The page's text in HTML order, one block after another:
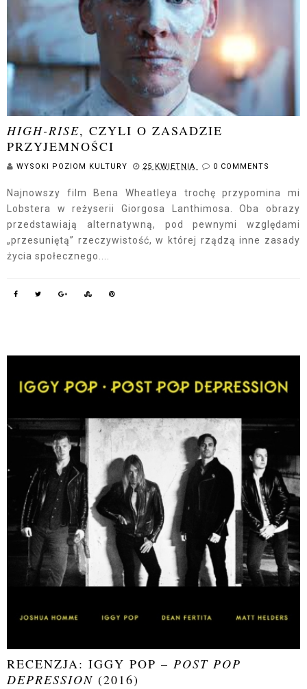
HIGH-RISE, CZYLI O ZASADZIE
PRZYJEMNOŚCI
WYSOKI POZIOM KULTURY 25 KWIETNIA 0 COMMENTS
Najnowszy film Bena Wheatleya trochę przypomina mi
Lobstera w reżyserii Giorgosa Lanthimosa. Oba obrazy
przedstawiają alternatywną, pod pewnymi względami
„przesuniętą” rzeczywistość, w której rządzą inne zasady
życia społecznego....
RECENZJA: IGGY POP – POST POP
DEPRESSION (2016)